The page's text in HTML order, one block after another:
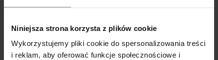
Niniejsza strona korzysta z plików cookie
Wykorzystujemy pliki cookie do spersonalizowania treści
i reklam, aby oferować funkcje społecznościowe i